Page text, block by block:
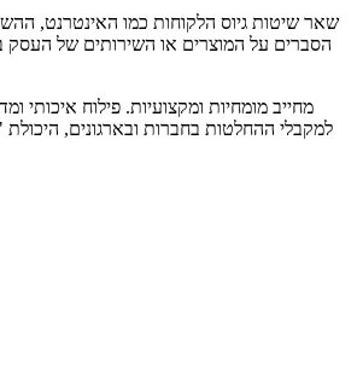
שאר שיטות גיוס הלקוחות כמו האינטרנט,
הסברים על המוצרים או השירותים של העסק
למקבלי ההחלטות בחברות ובארגונים, היכולת